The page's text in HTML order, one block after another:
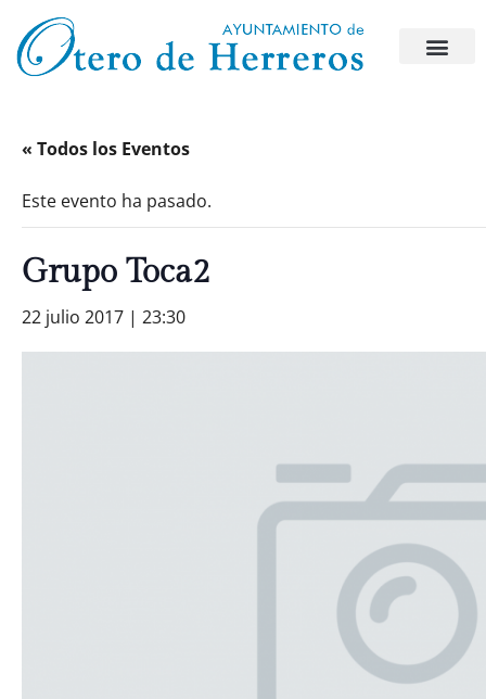
« Todos los Eventos
Este evento ha pasado.
Grupo Toca2
22 julio 2017 | 23:30